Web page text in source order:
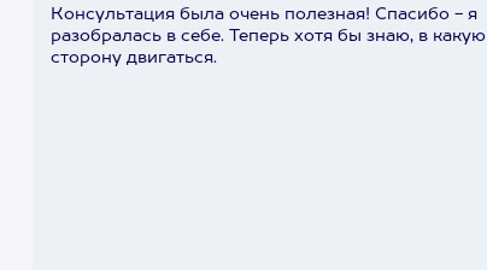
Консультация была очень полезная! Спасибо - я
разобралась в себе. Теперь хотя бы знаю, в какую
сторону двигаться.